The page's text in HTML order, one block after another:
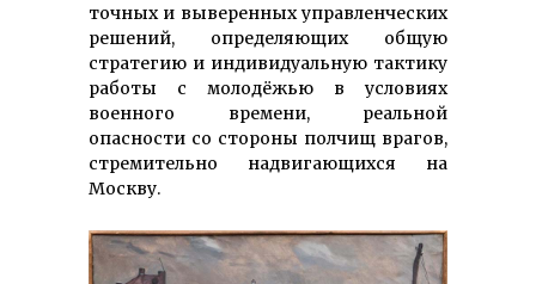
точных и выверенных управленческих
решений, определяющих общую
стратегию и индивидуальную тактику
работы с молодёжью в условиях
военного времени, реальной
опасности со стороны полчищ врагов,
стремительно надвигающихся на
Москву.